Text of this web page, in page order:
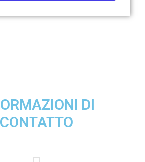
DI
CONTATTO